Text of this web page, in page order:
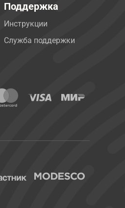
Поддержка
Инструкции
Служба поддержки